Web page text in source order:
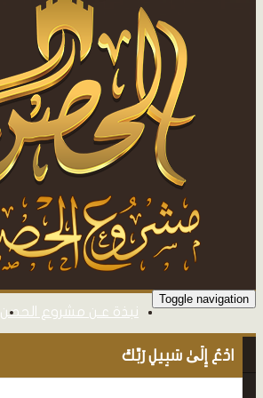
Toggle navigation
نبذة عـن مشروع الحصن
ادْعُ إِلَىٰ سَبِيلِ رَبِّكَ